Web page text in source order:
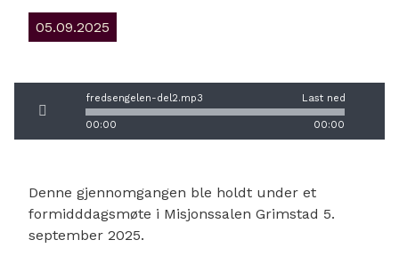
Gi
05.09.2025
00:00 00:00
fredsengelen-del2.mp3 Last ned
Denne gjennomgangen ble holdt under et
formidddagsmøte i Misjonssalen Grimstad 5.
september 2025.